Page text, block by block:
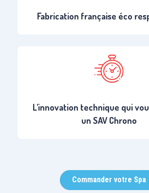
Fabrication française éco
L'innovation technique qui
un SAV Chrono
Commander votre Spa